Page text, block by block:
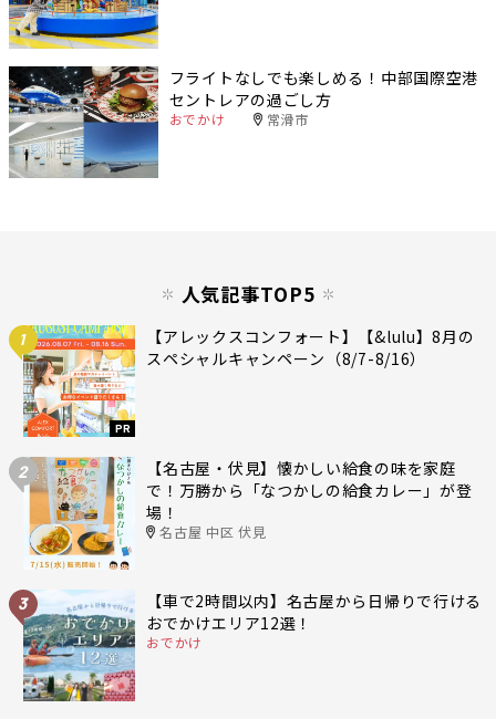
フライトなしでも楽しめる！中部国際空港
セントレアの過ごし方
おでかけ 常滑市
人気記事TOP5
1
PR
【アレックスコンフォート】【&lulu】8月の
スペシャルキャンペーン（8/7-8/16）
2
【名古屋・伏見】懐かしい給食の味を家庭
で！万勝から「なつかしの給食カレー」が登
場！
名古屋 中区 伏見
3
【車で2時間以内】名古屋から日帰りで行ける
おでかけエリア12選！
おでかけ